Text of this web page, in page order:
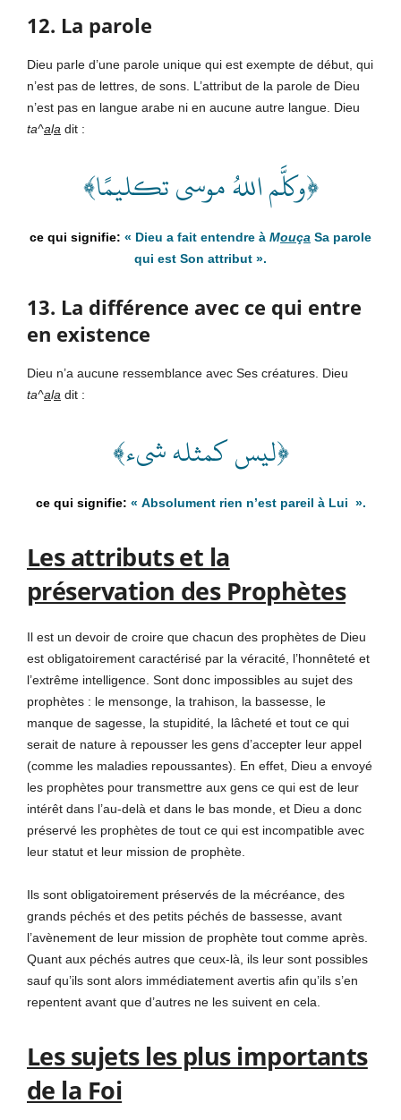
12. La parole
Dieu parle d’une parole unique qui est exempte de début, qui
n’est pas de lettres, de sons. L’attribut de la parole de Dieu
n’est pas en langue arabe ni en aucune autre langue. Dieu
ta^ala dit :
﴿وكلَّم اللهُ موسى تكليمًا﴾
« Dieu a fait entendre à Mouça Sa parole
qui est Son attribut ».
13. La différence avec ce qui entre
en existence
Dieu n’a aucune ressemblance avec Ses créatures. Dieu
ta^ala dit :
﴿ليس كمثله شىء﴾
« Absolument rien n’est pareil à Lui ».
Les attributs et la
préservation des Prophètes
Il est un devoir de croire que chacun des prophètes de Dieu
est obligatoirement caractérisé par la véracité, l’honnêteté et
l’extrême intelligence. Sont donc impossibles au sujet des
prophètes : le mensonge, la trahison, la bassesse, le
manque de sagesse, la stupidité, la lâcheté et tout ce qui
serait de nature à repousser les gens d’accepter leur appel
(comme les maladies repoussantes). En effet, Dieu a envoyé
les prophètes pour transmettre aux gens ce qui est de leur
intérêt dans l’au-delà et dans le bas monde, et Dieu a donc
préservé les prophètes de tout ce qui est incompatible avec
leur statut et leur mission de prophète.
Ils sont obligatoirement préservés de la mécréance, des
grands péchés et des petits péchés de bassesse, avant
l’avènement de leur mission de prophète tout comme après.
Quant aux péchés autres que ceux-là, ils leur sont possibles
sauf qu’ils sont alors immédiatement avertis afin qu’ils s’en
repentent avant que d’autres ne les suivent en cela.
Les sujets les plus importants
de la Foi